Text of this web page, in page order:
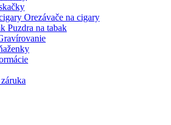
Orezávače na cigary
Puzdra na tabak